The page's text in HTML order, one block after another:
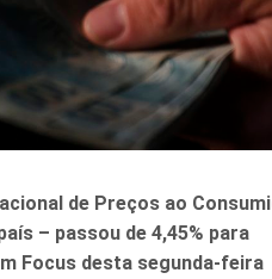
de Preços ao
– passou de 4,45% para
Focus desta segunda-feira